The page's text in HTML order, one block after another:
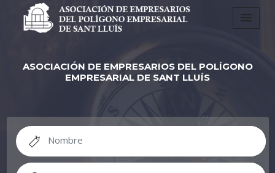
ASOCIACIÓN DE EMPRESARIOS DEL POLÍGONO
EMPRESARIAL DE SANT LLUÍS